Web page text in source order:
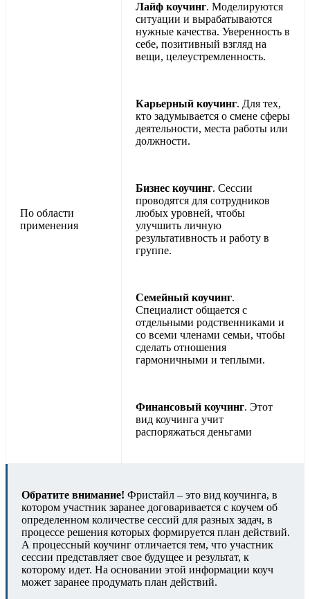
По области
применения
Лайф коучинг. Моделируются
ситуации и вырабатываются
нужные качества. Уверенность в
себе, позитивный взгляд на
вещи, целеустремленность.
Карьерный коучинг. Для тех,
кто задумывается о смене сферы
деятельности, места работы или
должности.
Бизнес коучинг. Сессии
проводятся для сотрудников
любых уровней, чтобы
улучшить личную
результативность и работу в
группе.
Семейный коучинг.
Специалист общается с
отдельными родственниками и
со всеми членами семьи, чтобы
сделать отношения
гармоничными и теплыми.
Финансовый коучинг. Этот
вид коучинга учит
распоряжаться деньгами
Обратите внимание! Фристайл – это вид коучинга, в
котором участник заранее договаривается с коучем об
определенном количестве сессий для разных задач, в
процессе решения которых формируется план действий.
А процессный коучинг отличается тем, что участник
сессии представляет свое будущее и результат, к
которому идет. На основании этой информации коуч
может заранее продумать план действий.